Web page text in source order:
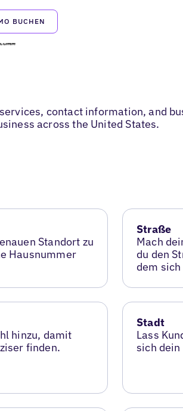
BUCHEN
contact information, and
across the United States.
Standort zu
Hausnummer
Straße
Mach
du den
dem
hinzu, damit
finden.
Stadt
Lass
sich